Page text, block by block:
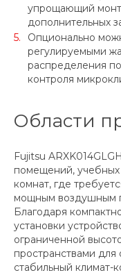
упрощающий
дополнительных
Опционально
регулируемыми
распределения
контроля
Области
Fujitsu
помещений, учебных
комнат, где
мощным воздушным
Благодаря
установки
ограниченной
пространствами
стабильный климат-